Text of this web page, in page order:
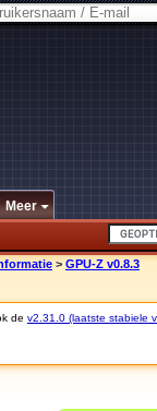
Meer
> GPU-Z v0.8.3
de v2.31.0 (laatste stabiele